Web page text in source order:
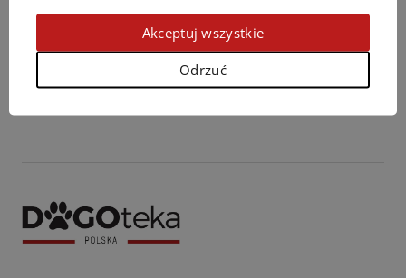
Podziel się opinią
Odrzuć
Akceptuj wszystkie